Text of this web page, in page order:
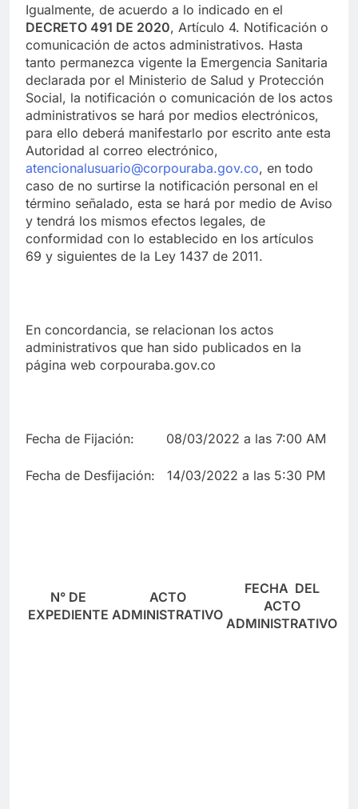
Igualmente, de acuerdo a lo indicado en el
DECRETO 491 DE 2020, Artículo 4. Notificación o
comunicación de actos administrativos. Hasta
tanto permanezca vigente la Emergencia Sanitaria
declarada por el Ministerio de Salud y Protección
Social, la notificación o comunicación de los actos
administrativos se hará por medios electrónicos,
para ello deberá manifestarlo por escrito ante esta
Autoridad al correo electrónico,
atencionalusuario@corpouraba.gov.co, en todo
caso de no surtirse la notificación personal en el
término señalado, esta se hará por medio de Aviso
y tendrá los mismos efectos legales, de
conformidad con lo establecido en los artículos
69 y siguientes de la Ley 1437 de 2011.
En concordancia, se relacionan los actos
administrativos que han sido publicados en la
página web corpouraba.gov.co
Fecha de Fijación: 08/03/2022 a las 7:00 AM
Fecha de Desfijación: 14/03/2022 a las 5:30 PM
N° DE
EXPEDIENTE
ACTO
ADMINISTRATIVO
FECHA DEL
ACTO
ADMINISTRATIVO